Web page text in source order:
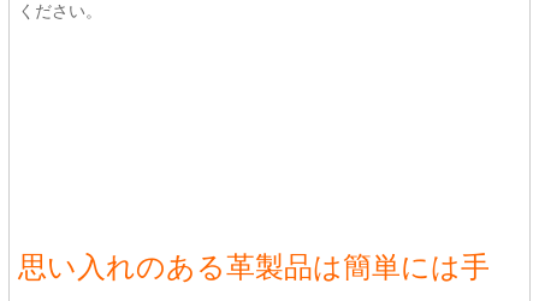
ください。
思い入れのある革製品は簡単には手